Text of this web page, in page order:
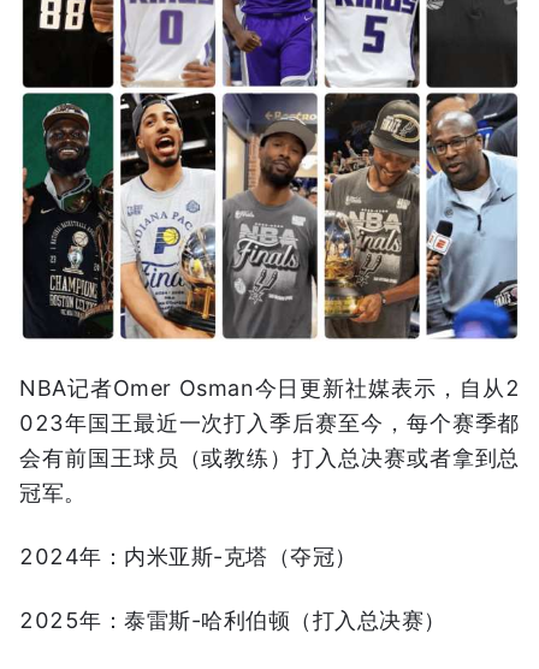
NBA记者Omer Osman今日更新社媒表示，自从2
023年国王最近一次打入季后赛至今，每个赛季都
会有前国王球员（或教练）打入总决赛或者拿到总
冠军。
2024年：内米亚斯-克塔（夺冠）
2025年：泰雷斯-哈利伯顿（打入总决赛）